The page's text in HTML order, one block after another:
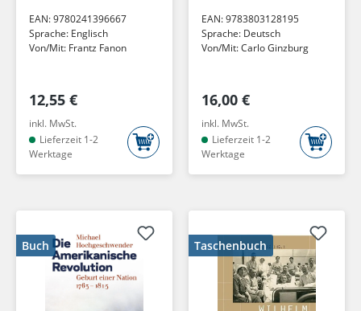
EAN:9780241396667
Sprache: Englisch
Von/Mit: Frantz Fanon
12,55 €
inkl. MwSt.
Lieferzeit 1-2
Werktage
EAN:9783803128195
Sprache: Deutsch
Von/Mit:Carlo Ginzburg
16,00 €
inkl. MwSt.
Lieferzeit 1-2
Werktage
Buch Taschenbuch